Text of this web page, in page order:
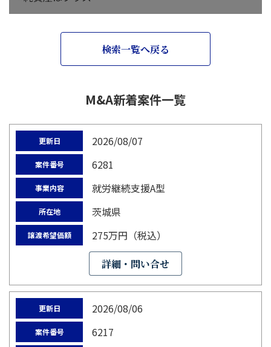
検索一覧へ戻る
M&A新着案件一覧
更新日 2026/08/07
案件番号 6281
事業内容 就労継続支援A型
所在地 茨城県
譲渡希望価額 275万円（税込）
詳細・問い合せ
更新日 2026/08/06
案件番号 6217